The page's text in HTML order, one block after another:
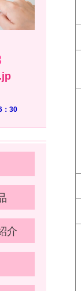
：30
介